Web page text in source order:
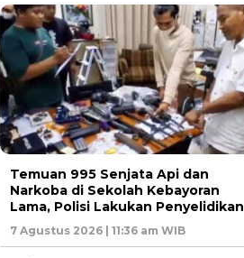
Temuan 995 Senjata Api dan
Narkoba di Sekolah Kebayoran
Lama, Polisi Lakukan Penyelidikan
7 Agustus 2026 | 11:36 am WIB